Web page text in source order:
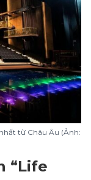
từ Châu Âu (Ảnh:
“Life